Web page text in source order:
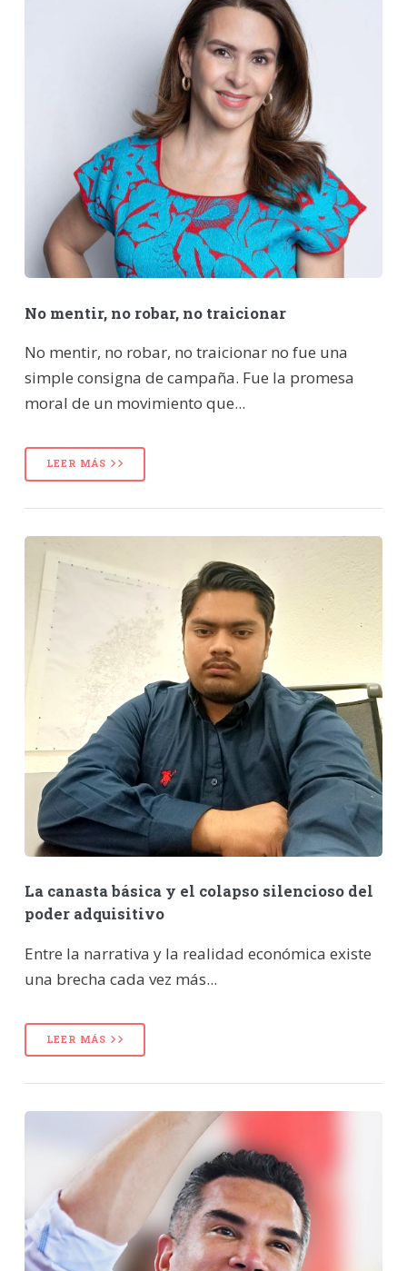
No mentir, no robar, no traicionar
No mentir, no robar, no traicionar no fue una
simple consigna de campaña. Fue la promesa
moral de un movimiento que...
LEER MÁS
La canasta básica y el colapso silencioso del
poder adquisitivo
Entre la narrativa y la realidad económica existe
una brecha cada vez más...
LEER MÁS